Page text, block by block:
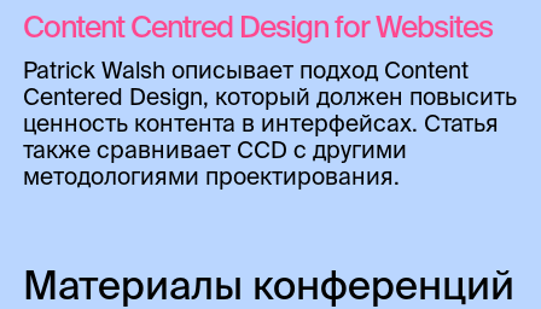
Content Centred Design for Websites
Patrick Walsh описывает подход Content
Centered Design, который должен повысить
ценность контента в интерфейсах. Статья
также сравнивает CCD с другими
методологиями проектирования.
Материалы конференций